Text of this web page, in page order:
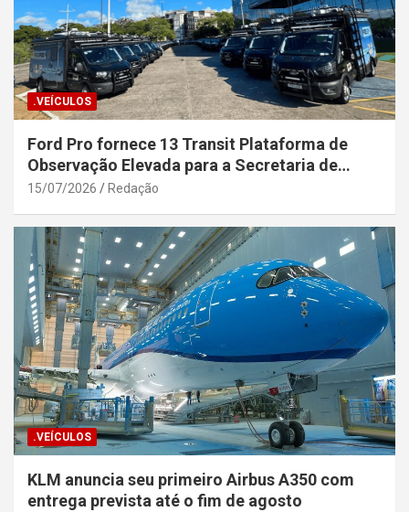
.VEÍCULOS
Ford Pro fornece 13 Transit Plataforma de
Observação Elevada para a Secretaria de
Segurança Pública da Bahia
15/07/2026 Redação
.VEÍCULOS
KLM anuncia seu primeiro Airbus A350 com
entrega prevista até o fim de agosto